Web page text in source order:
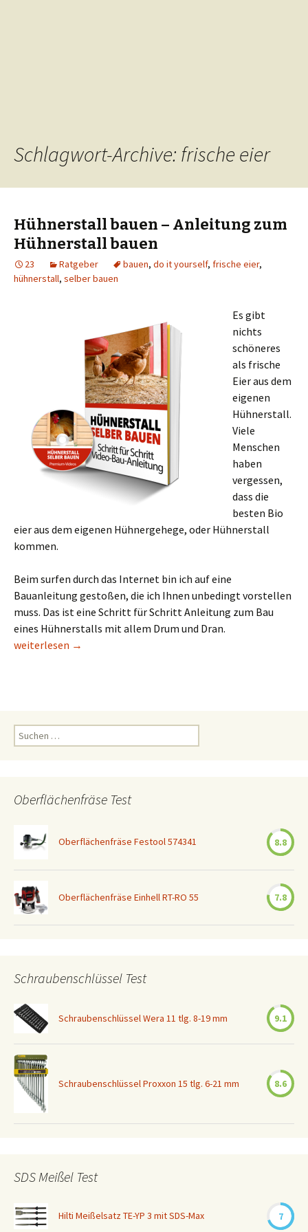
Schlagwort-Archive: frische eier
Hühnerstall bauen – Anleitung zum
Hühnerstall bauen
23 Ratgeber bauen, do it yourself, frische eier,
hühnerstall, selber bauen
Es gibt
nichts
schöneres
als frische
Eier aus dem
eigenen
Hühnerstall.
Viele
Menschen
haben
vergessen,
dass die
besten Bio
eier aus dem eigenen Hühnergehege, oder Hühnerstall
kommen.
Beim surfen durch das Internet bin ich auf eine
Bauanleitung gestoßen, die ich Ihnen unbedingt vorstellen
muss. Das ist eine Schritt für Schritt Anleitung zum Bau
eines Hühnerstalls mit allem Drum und Dran.
Hühnerstall bauen – Anleitung zum Hühnerstall bauen
weiterlesen →
Suchen
nach:
Oberflächenfräse Test
Oberflächenfräse Festool 574341 8.8
Oberflächenfräse Einhell RT-RO 55 7.8
Schraubenschlüssel Test
Schraubenschlüssel Wera 11 tlg. 8-19 mm 9.1
Schraubenschlüssel Proxxon 15 tlg. 6-21 mm 8.6
SDS Meißel Test
Hilti Meißelsatz TE-YP 3 mit SDS-Max 7